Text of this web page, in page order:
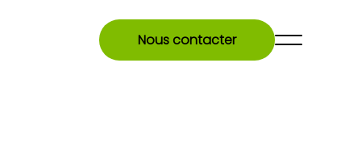
Nous contacter